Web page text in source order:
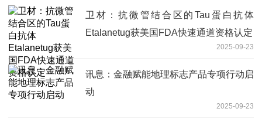
卫材：抗微管结合区的Tau蛋白抗体
Etalanetug获美国FDA快速通道资格认定
2025-09-23
讯息：金融赋能地理标志产品专项行动启
动
2025-09-23